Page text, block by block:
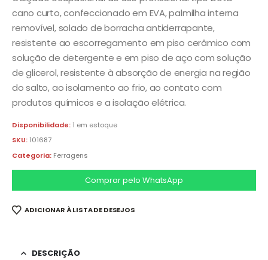
cano curto, confeccionado em EVA, palmilha interna
removível, solado de borracha antiderrapante,
resistente ao escorregamento em piso cerâmico com
solução de detergente e em piso de aço com solução
de glicerol, resistente à absorção de energia na região
do salto, ao isolamento ao frio, ao contato com
produtos químicos e a isolação elétrica.
Disponibilidade: 1 em estoque
SKU: 101687
Categoria: Ferragens
Comprar pelo WhatsApp
ADICIONAR À LISTA DE DESEJOS
DESCRIÇÃO